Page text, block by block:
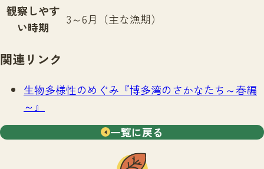
観察しやす
い時期
3～6月（主な漁期）
関連リンク
生物多様性のめぐみ『博多湾のさかなたち～春編
～』
一覧に戻る